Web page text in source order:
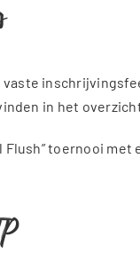
in het
toernooi